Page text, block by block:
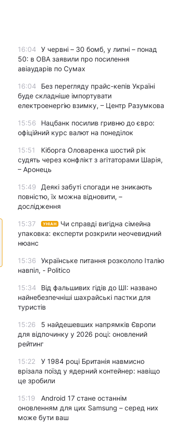
16:04
У червні – 30 бомб, у липні – понад
50: в ОВА заявили про посилення
авіаударів по Сумах
16:04
Без перегляду прайс-кепів Україні
буде складніше імпортувати
електроенергію взимку, – Центр Разумкова
15:56
Нацбанк посилив гривню до євро:
офіційний курс валют на понеділок
15:51
Кіборга Оловаренка шостий рік
судять через конфлікт з агітаторами Шарія,
– Аронець
15:49
Деякі забуті спогади не зникають
повністю, їх можна відновити, –
дослідження
15:37 УНІАН
Чи справді вигідна сімейна
упаковка: експерти розкрили неочевидний
нюанс
15:36
Українське питання розкололо Італію
навпіл, - Politico
15:34
Від фальшивих гідів до ШІ: названо
найнебезпечніші шахрайські пастки для
туристів
15:26
5 найдешевших напрямків Європи
для відпочинку у 2026 році: оновлений
рейтинг
15:22
У 1984 році Британія навмисно
врізала поїзд у ядерний контейнер: навіщо
це зробили
15:19
Android 17 стане останнім
оновленням для цих Samsung – серед них
може бути ваш